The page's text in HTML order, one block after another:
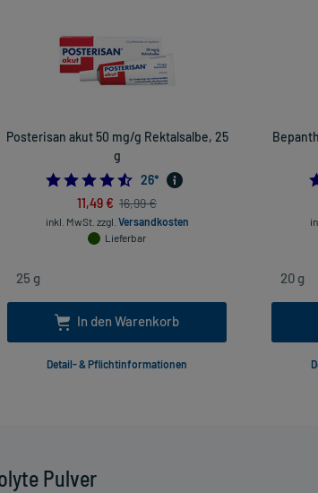
Pulver
Posterisan akut 50 mg/g Rektalsalbe, 25
g
4.538461538461538
26*
11,49 € 16,99 €
inkl. MwSt. zzgl. Versandkosten
Lieferbar
In den Warenkorb
Detail- & Pflichtinformationen